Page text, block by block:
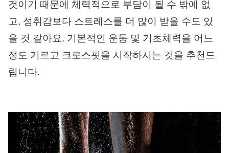
것이기 때문에 체력적으로 부담이 될 수 밖에 없
고, 성취감보다 스트레스를 더 많이 받을 수도 있
을 것 같아요. 기본적인 운동 및 기초체력을 어느
정도 기르고 크로스핏을 시작하시는 것을 추천드
립니다.